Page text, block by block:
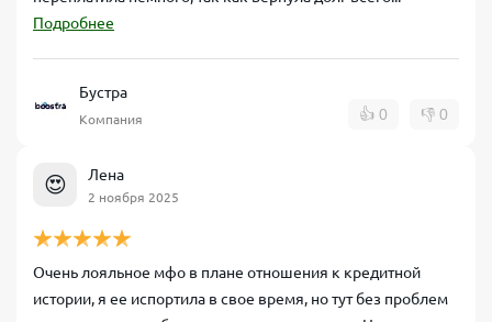
Подробнее
Бустра
Компания 👍 0 👎 0
😍 Лена
2 ноября 2025
Очень лояльное мфо в плане отношения к кредитной
истории, я ее испортила в свое время, но тут без проблем